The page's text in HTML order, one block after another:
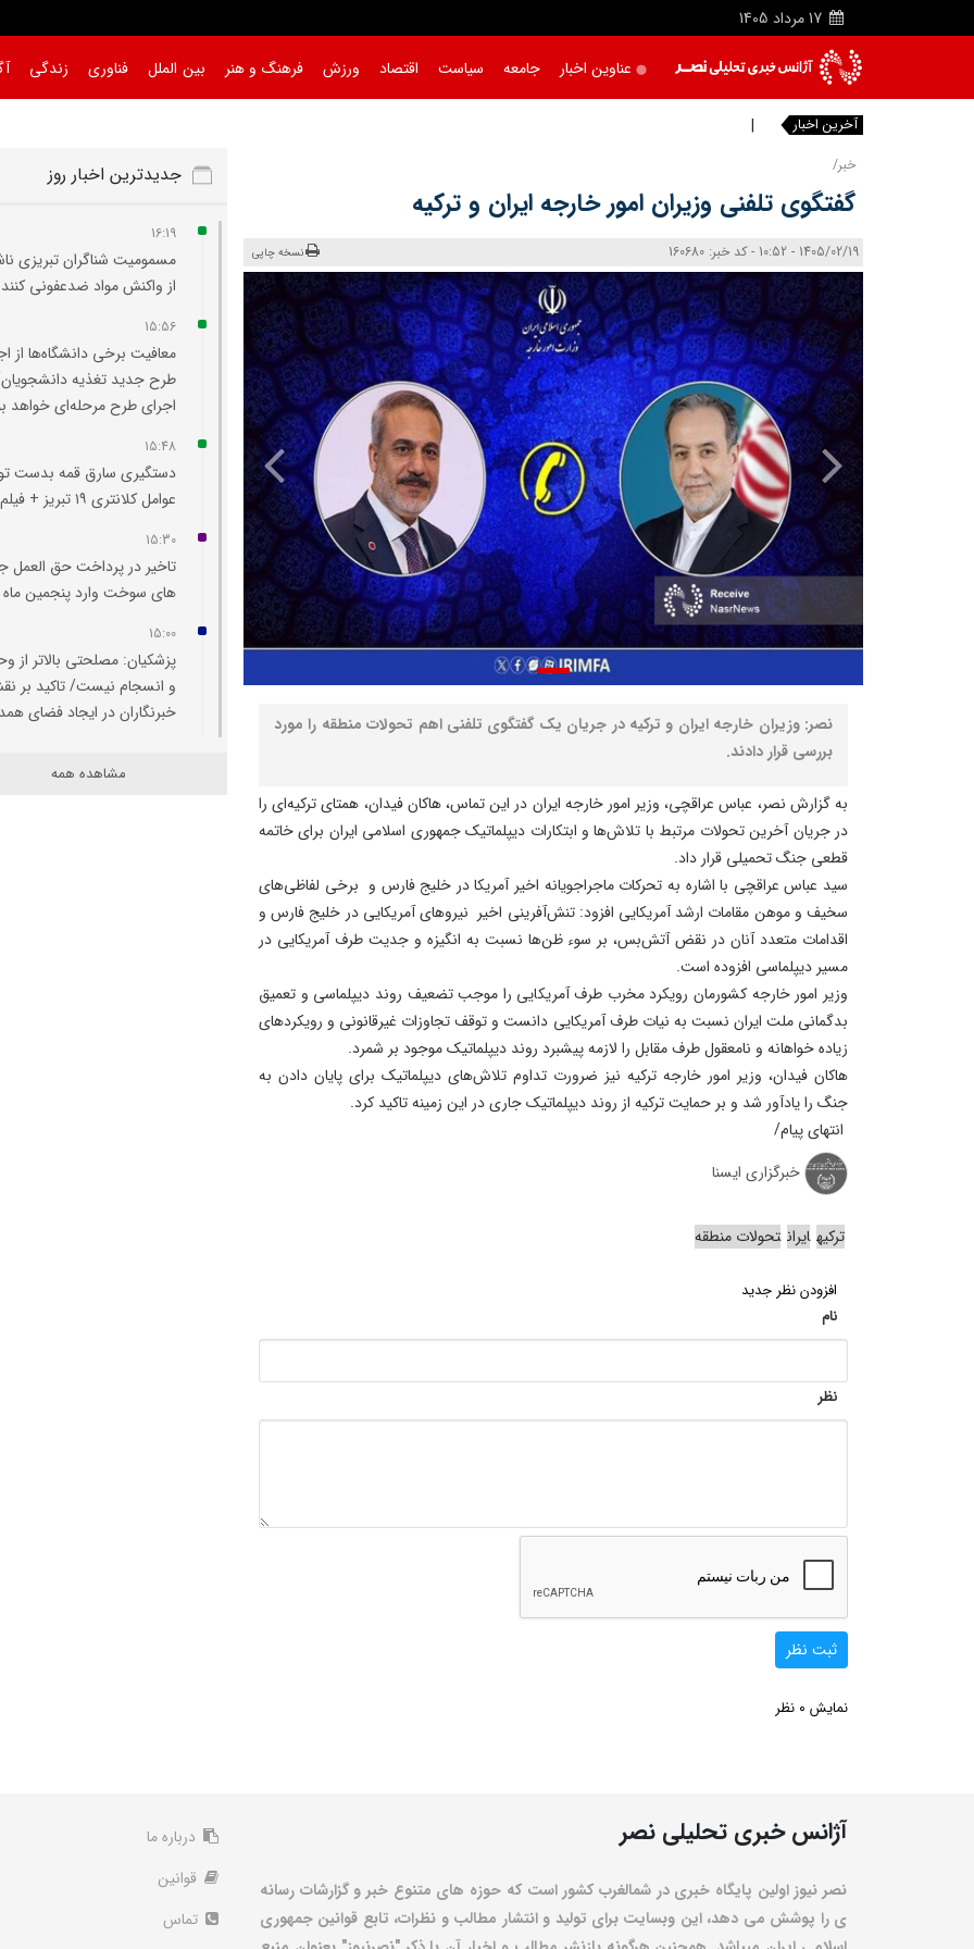
17 مرداد 1405
عناوین اخبار جامعه سیاست اقتصاد ورزش فرهنگ و هنر بین الملل فناوری زندگی
آخرین اخبار مسموم
خبر/
گفتگوی تلفنی وزیران امور خارجه ایران و ترکیه
1405/02/19 - 10:52 - کد خبر: 160680 نسخه چاپی
نصر: وزیران خارجه ایران و ترکیه در جریان یک گفتگوی تلفنی اهم تحولات منطقه را مورد
بررسی قرار دادند.
به گزارش نصر، عباس عراقچی، وزیر امور خارجه ایران در این تماس، هاکان فیدان، همتای ترکیه‌ای را
در جریان آخرین تحولات مرتبط با تلاش‌ها و ابتکارات دیپلماتیک جمهوری اسلامی ایران برای خاتمه
قطعی جنگ تحمیلی قرار داد.
سید عباس عراقچی با اشاره به تحرکات ماجراجویانه اخیر آمریکا در خلیج فارس و برخی لفاظی‌های
سخیف و موهن مقامات ارشد آمریکایی افزود: تنش‌آفرینی اخیر نیروهای آمریکایی در خلیج فارس و
اقدامات متعدد آنان در نقض آتش‌بس، بر سوء ظن‌ها نسبت به انگیزه و جدیت طرف آمریکایی در
مسیر دیپلماسی افزوده است.
وزیر امور خارجه کشورمان رویکرد مخرب طرف آمریکایی را موجب تضعیف روند دیپلماسی و تعمیق
بدگمانی ملت ایران نسبت به نیات طرف آمریکایی دانست و توقف تجاوزات غیرقانونی و رویکردهای
زیاده خواهانه و نامعقول طرف مقابل را لازمه پیشبرد روند دیپلماتیک موجود بر شمرد.
هاکان فیدان، وزیر امور خارجه ترکیه نیز ضرورت تداوم تلاش‌های دیپلماتیک برای پایان دادن به
جنگ را یادآور شد و بر حمایت ترکیه از روند دیپلماتیک جاری در این زمینه تاکید کرد.
انتهای پیام/
خبرگزاری ایسنا
ترکیه ایران تحولات منطقه
افزودن نظر جدید
نام
نظر
ثبت نظر
نمایش 0 نظر
جدیدترین اخبار روز
16:19
مسمومیت شناگران تبریزی
از واکنش مواد ضدعفونی‌
15:56
معافیت برخی دانشگاه‌ها از
طرح جدید تغذیه
اجرای طرح مرحله‌ای خواهد
15:48
دستگیری سارق قمه بدست
عوامل کلانتری ۱۹ تبريز + فیلم
15:30
تاخیر در پرداخت حق العمل
های سوخت وارد پنجمین
15:00
پزشکیان: مصلحتی بالاتر از
و انسجام نیست/ تاکید بر
خبرنگاران در ایجاد فضای
هشدار درباره تداوم تغییر
مشاهده همه
آژانس خبری تحلیلی نصر
نصر نیوز اولین پایگاه خبری در شمالغرب کشور است که حوزه های متنوع خبر و گزارشات رسانه
ی را پوشش می دهد، این وبسایت برای تولید و انتشار مطالب و نظرات، تابع قوانین جمهوری
درباره ما
قوانین
تماس